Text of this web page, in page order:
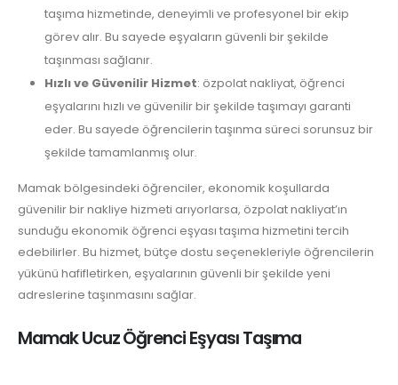
taşıma hizmetinde, deneyimli ve profesyonel bir ekip
görev alır. Bu sayede eşyaların güvenli bir şekilde
taşınması sağlanır.
Hızlı ve Güvenilir Hizmet: özpolat nakliyat, öğrenci
eşyalarını hızlı ve güvenilir bir şekilde taşımayı garanti
eder. Bu sayede öğrencilerin taşınma süreci sorunsuz bir
şekilde tamamlanmış olur.
Mamak bölgesindeki öğrenciler, ekonomik koşullarda
güvenilir bir nakliye hizmeti arıyorlarsa, özpolat nakliyat’ın
sunduğu ekonomik öğrenci eşyası taşıma hizmetini tercih
edebilirler. Bu hizmet, bütçe dostu seçenekleriyle öğrencilerin
yükünü hafifletirken, eşyalarının güvenli bir şekilde yeni
adreslerine taşınmasını sağlar.
Mamak Ucuz Öğrenci Eşyası Taşıma